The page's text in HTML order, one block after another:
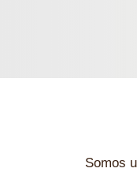
Somos